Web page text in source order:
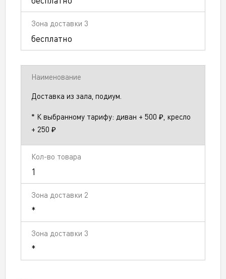
бесплатно
Доставка из зала, подиум.
* К выбранному тарифу: диван + 500 ₽, кресло
+ 250 ₽
1
*
*